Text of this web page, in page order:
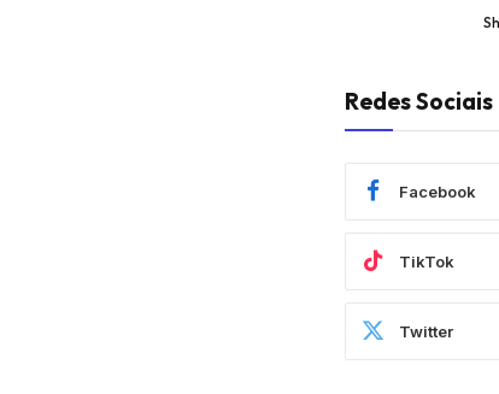
Redes Sociais
Facebook
TikTok
Twitter